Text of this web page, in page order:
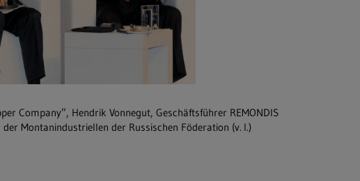
Company”, Hendrik Vonnegut, Geschäftsführer REMONDIS
Montanindustriellen der Russischen Föderation (v. l.)